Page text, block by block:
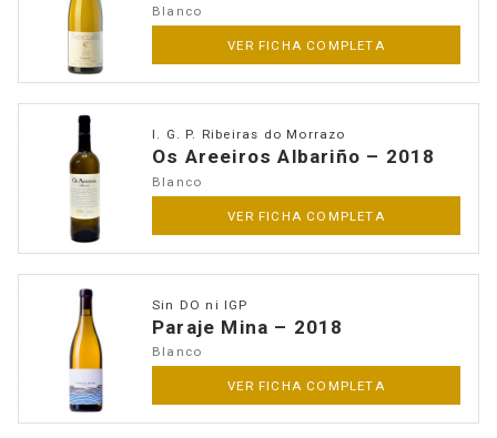
Blanco
VER FICHA COMPLETA
I. G. P. Ribeiras do Morrazo
Os Areeiros Albariño – 2018
Blanco
VER FICHA COMPLETA
Sin DO ni IGP
Paraje Mina – 2018
Blanco
VER FICHA COMPLETA